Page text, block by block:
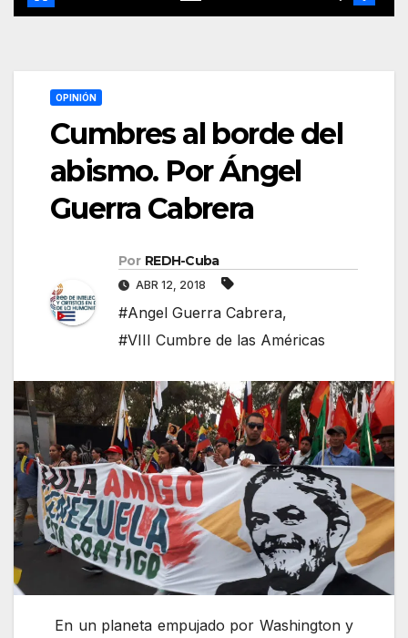
OPINIÓN
Cumbres al borde del
abismo. Por Ángel
Guerra Cabrera
Por REDH-Cuba
ABR 12, 2018
#Angel Guerra Cabrera,
#VIII Cumbre de las Américas
En un planeta empujado por Washington y